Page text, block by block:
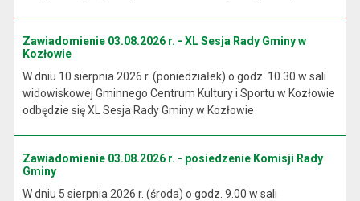
Zawiadomienie 03.08.2026 r. - XL Sesja Rady Gminy w
Kozłowie
W dniu 10 sierpnia 2026 r. (poniedziałek) o godz. 10.30 w sali
widowiskowej Gminnego Centrum Kultury i Sportu w Kozłowie
odbędzie się XL Sesja Rady Gminy w Kozłowie
Zawiadomienie 03.08.2026 r. - posiedzenie Komisji Rady
Gminy
W dniu 5 sierpnia 2026 r. (środa) o godz. 9.00 w sali